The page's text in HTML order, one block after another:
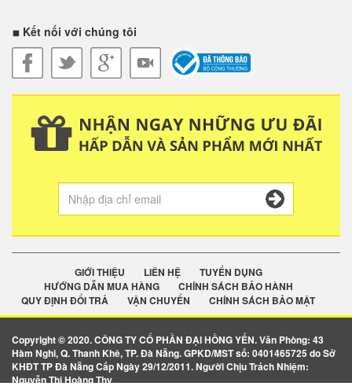
Kết nối với chúng tôi
GIỚI THIỆU LIÊN HỆ
TUYỂN DỤNG
HƯỚNG DẪN MUA HÀNG
CHÍNH SÁCH BẢO HÀNH
QUY ĐỊNH ĐỔI TRẢ
VẬN CHUYỂN CHÍNH SÁCH BẢO MẬT
Copyright © 2020. CÔNG TY CỔ PHẦN ĐẠI HỒNG YẾN. Văn Phòng: 43
Hàm Nghi, Q. Thanh Khê, TP. Đà Nẵng. GPKD/MST số: 0401465725 do Sở
KHĐT TP Đà Nẵng Cấp Ngày 29/12/2011. Người Chịu Trách Nhiệm:
Nguyễn Thị Hoàng Thy